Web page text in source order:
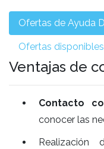
Ofertas de Ayuda
Ofertas disponibles
Ventajas de
Contacto
conocer las